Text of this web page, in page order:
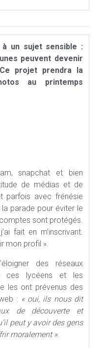
à un sujet sensible :
peuvent devenir
projet prendra la
au printemps
snapchat et bien
de médias et de
parfois avec frénésie
parade pour éviter le
sont protégés.
fait en m’inscrivant.
mon profil ».
des réseaux
ces lycéens et les
les ont prévenus des
: « oui, ils nous dit
de découverte et
peut y avoir des gens
moralement ».